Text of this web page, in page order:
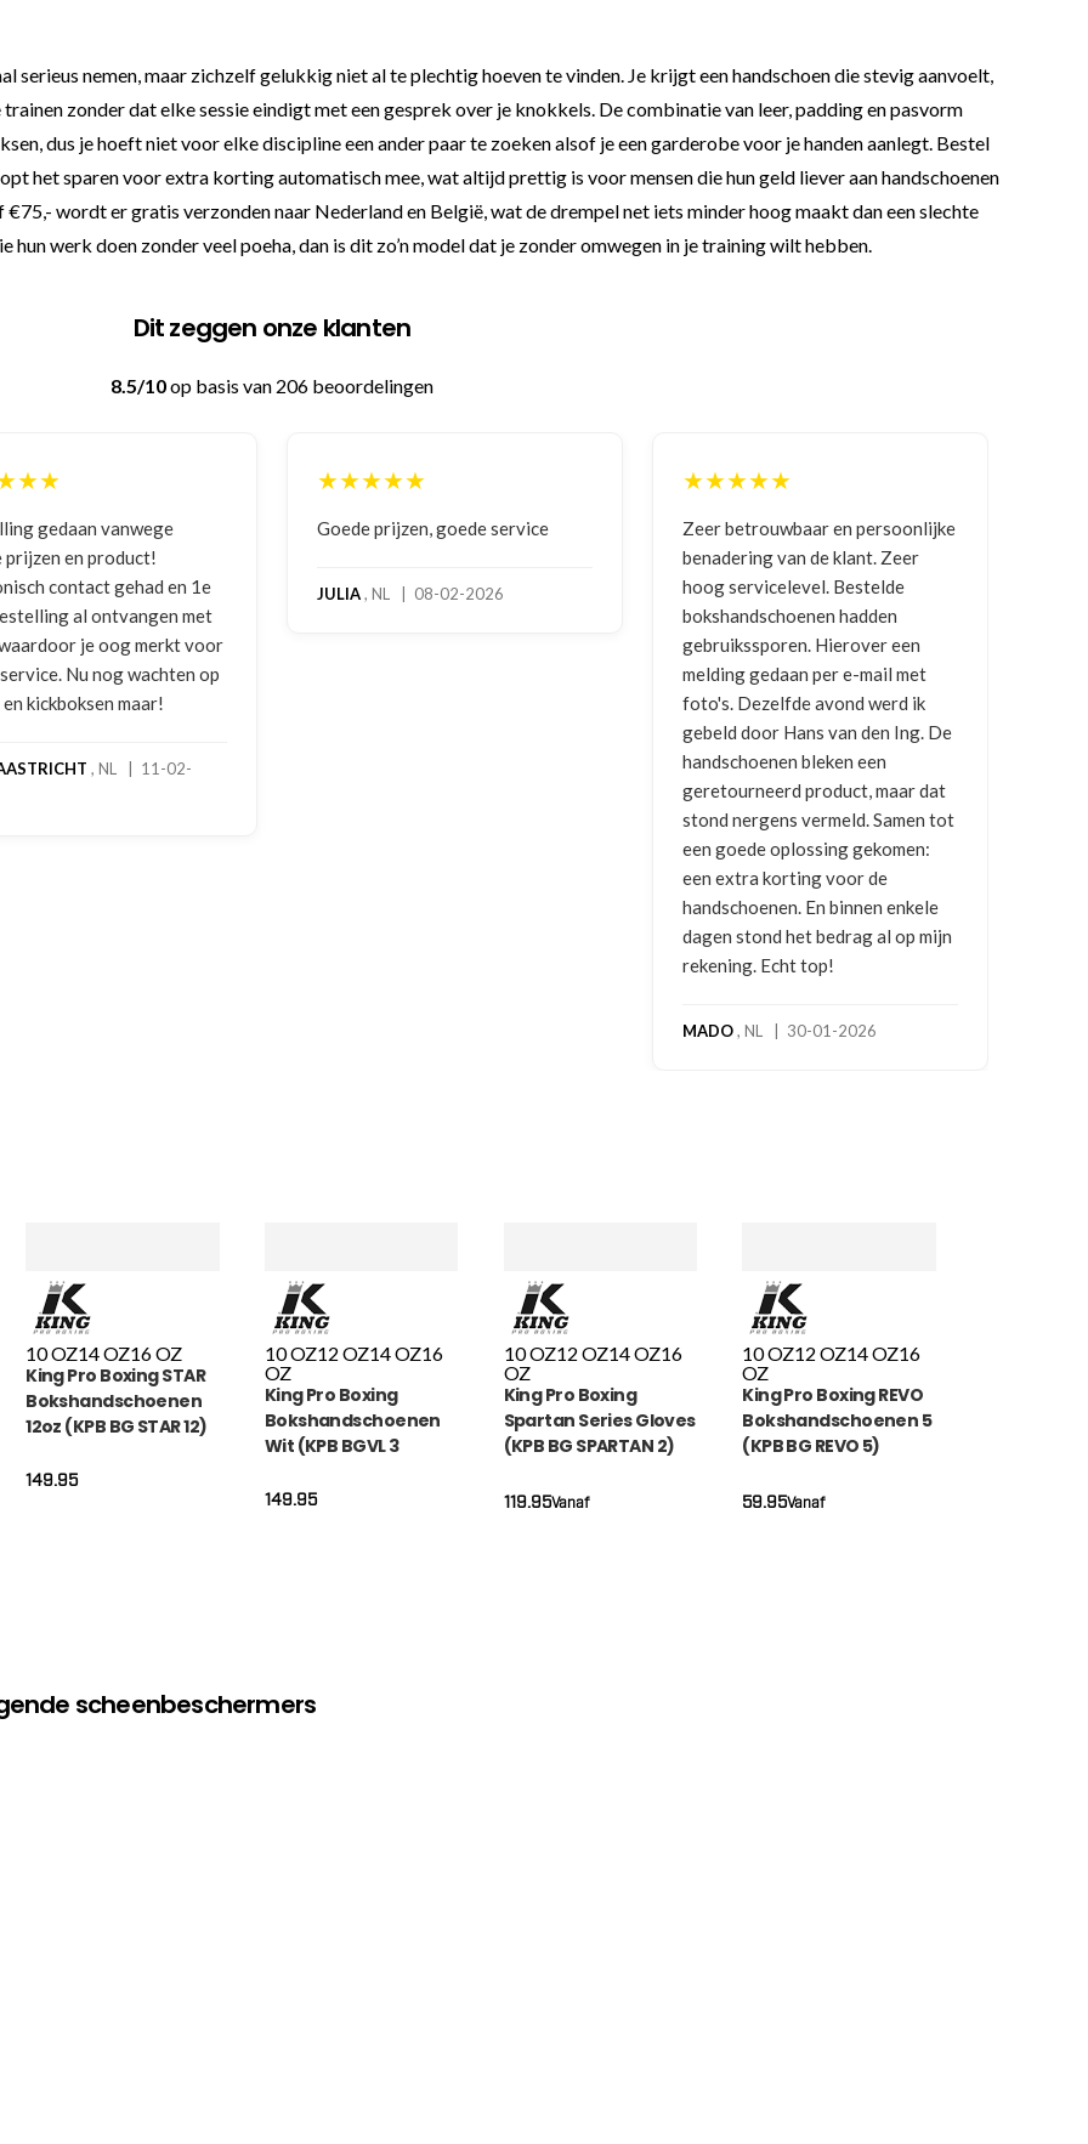
serieus nemen, maar zichzelf gelukkig niet al te plechtig hoeven te vinden. Je krijgt een handschoen die stevig aanvoelt,
zonder dat elke sessie eindigt met een gesprek over je knokkels. De combinatie van leer, padding en pasvorm
dus je hoeft niet voor elke discipline een ander paar te zoeken alsof je een garderobe voor je handen aanlegt. Bestel
het sparen voor extra korting automatisch mee, wat altijd prettig is voor mensen die hun geld liever aan handschoenen
wordt er gratis verzonden naar Nederland en België, wat de drempel net iets minder hoog maakt dan een slechte
hun werk doen zonder veel poeha, dan is dit zo’n model dat je zonder omwegen in je training wilt hebben.
Dit zeggen onze klanten
8.5/10op basis van 206 beoordelingen
prijzen, goede service
NL | 08-02-2026
★★★★★
Zeer betrouwbaar en persoonlijke
hoog servicelevel. Bestelde
★★★★★
Goede communicatie, artikel goed
ontvangen
NICO VERMUNICHT , BE | 29-01-
2026
10 OZ14 OZ16 OZ
King Pro Boxing STAR
Bokshandschoenen
12oz (KPB BG STAR 12)
149.95
10 OZ12 OZ14 OZ16
OZ
King Pro Boxing
Bokshandschoenen
Wit (KPB BGVL 3
149.95
10 OZ12 OZ14 OZ16
OZ
King Pro Boxing
Spartan Series Gloves
(KPB BG SPARTAN 2)
Vanaf
119.95
10 OZ12 OZ14 OZ16
OZ
King Pro Boxing REVO
Bokshandschoenen 5
(KPB BG REVO 5)
Vanaf
59.95
scheenbeschermers